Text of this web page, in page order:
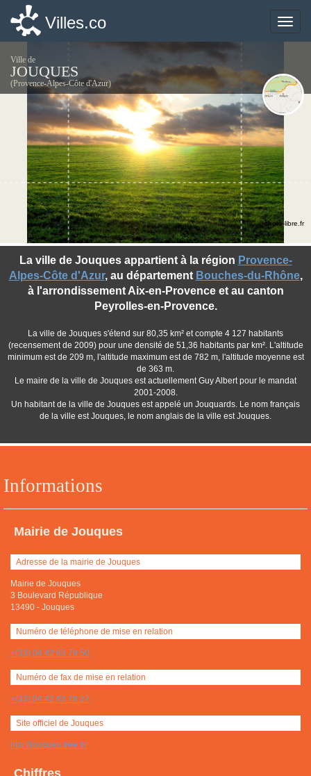
Toggle
Villes.co
Ville de
JOUQUES
(Provence-Alpes-Côte d'Azur)
Informations
Mairie de Jouques
Adresse de la mairie de Jouques
Mairie de Jouques
3 Boulevard République
13490 - Jouques
Numéro de téléphone de mise en relation
+(33) 04 42 63 79 50
Numéro de fax de mise en relation
+(33) 04 42 63 78 27
Site officiel de Jouques
http://jouques.free.fr/
Chiffres
La ville de Jouques appartient à la région Provence-
Alpes-Côte d'Azur, au département Bouches-du-Rhône,
à l'arrondissement Aix-en-Provence et au canton
Peyrolles-en-Provence.
La ville de Jouques s'étend sur 80,35 km² et compte 4 127 habitants
(recensement de 2009) pour une densité de 51,36 habitants par km². L'altitude
minimum est de 209 m, l'altitude maximum est de 782 m, l'altitude moyenne est
de 363 m.
Le maire de la ville de Jouques est actuellement Guy Albert pour le mandat
2001-2008.
Un habitant de la ville de Jouques est appelé un Jouquards. Le nom français
de la ville est Jouques, le nom anglais de la ville est Jouques.
©photo-libre.fr
Toggle
Villes.co